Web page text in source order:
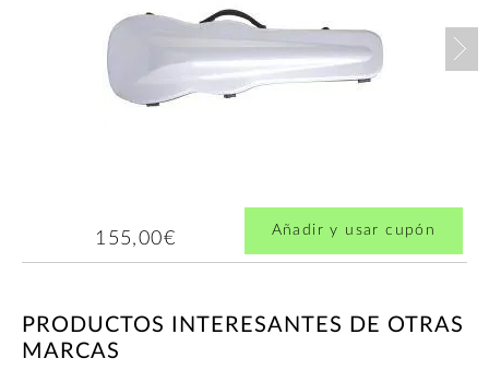
155,00€ Añadir y usar cupón
PRODUCTOS INTERESANTES DE OTRAS
MARCAS